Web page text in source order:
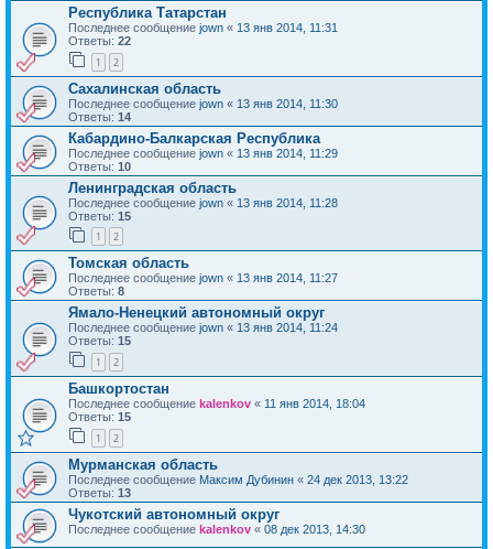
Республика Татарстан
Последнее сообщение jown « 13 янв 2014, 11:31
Ответы: 22
1 2
Сахалинская область
Последнее сообщение jown « 13 янв 2014, 11:30
Ответы: 14
Кабардино-Балкарская Республика
Последнее сообщение jown « 13 янв 2014, 11:29
Ответы: 10
Ленинградская область
Последнее сообщение jown « 13 янв 2014, 11:28
Ответы: 15
1 2
Томская область
Последнее сообщение jown « 13 янв 2014, 11:27
Ответы: 8
Ямало-Ненецкий автономный округ
Последнее сообщение jown « 13 янв 2014, 11:24
Ответы: 15
1 2
Башкортостан
Последнее сообщение kalenkov « 11 янв 2014, 18:04
Ответы: 15
1 2
Мурманская область
Последнее сообщение Максим Дубинин « 24 дек 2013, 13:22
Ответы: 13
Чукотский автономный округ
Последнее сообщение kalenkov « 08 дек 2013, 14:30